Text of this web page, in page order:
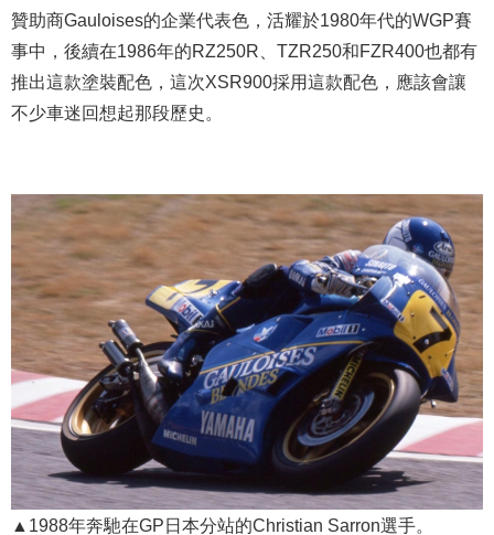
贊助商Gauloises的企業代表色，活耀於1980年代的WGP賽
事中，後續在1986年的RZ250R、TZR250和FZR400也都有
推出這款塗裝配色，這次XSR900採用這款配色，應該會讓
不少車迷回想起那段歷史。
▲1988年奔馳在GP日本分站的Christian Sarron選手。